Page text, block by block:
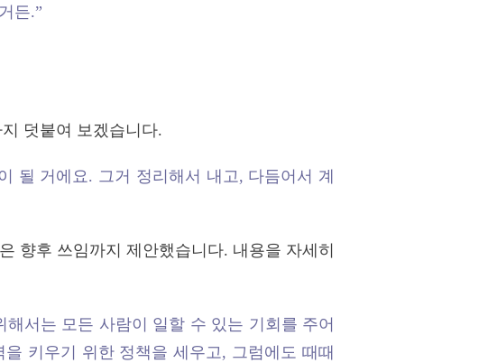
든.”
덧붙여 보겠습니다.
될 거에요. 그거 정리해서 내고, 다듬어서 계
향후 쓰임까지 제안했습니다. 내용을 자세히
서는 모든 사람이 일할 수 있는 기회를 주어
키우기 위한 정책을 세우고, 그럼에도 때때